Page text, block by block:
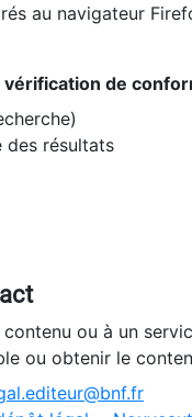
au navigateur
vérification de
des résultats
contenu ou à un
ou obtenir le